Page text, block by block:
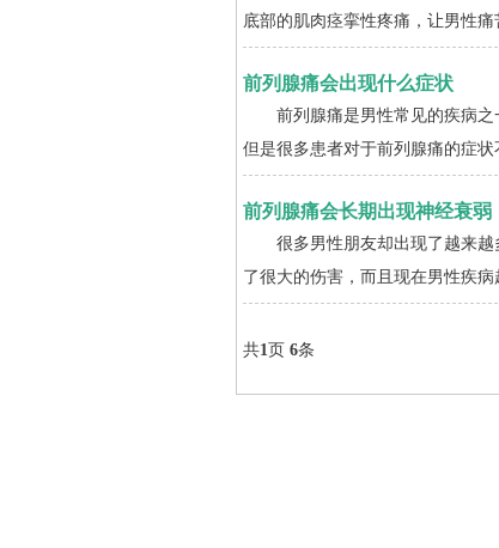
底部的肌肉痉挛性疼痛，让男性
前列腺痛会出现什么症状
前列腺痛是男性常见的疾病之
但是很多患者对于前列腺痛的症
前列腺痛会长期出现神经衰弱
很多男性朋友却出现了越来越
了很大的伤害，而且现在男性疾
共1页 6条